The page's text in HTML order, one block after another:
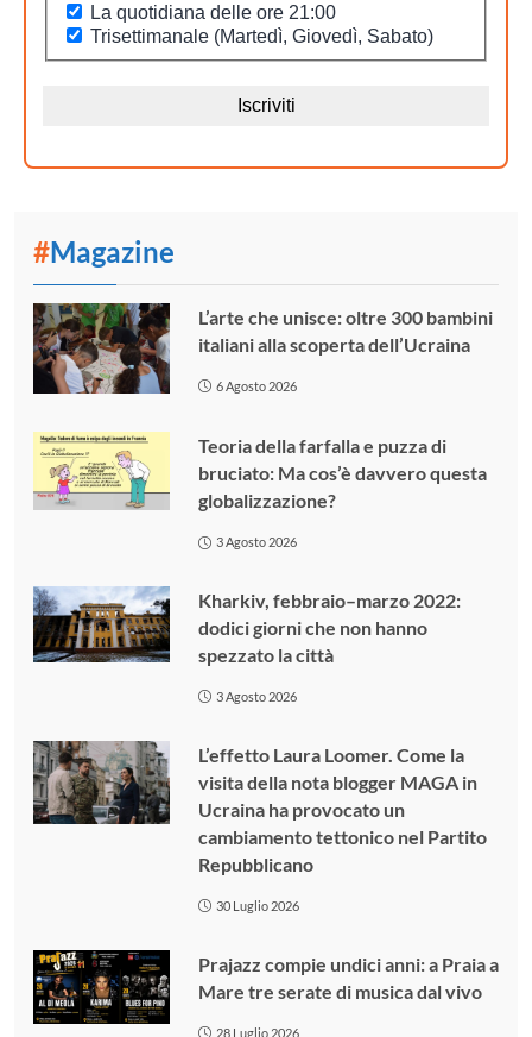
#Magazine
L’arte che unisce: oltre 300 bambini
italiani alla scoperta dell’Ucraina
6 Agosto 2026
Teoria della farfalla e puzza di
bruciato: Ma cos’è davvero questa
globalizzazione?
3 Agosto 2026
Kharkiv, febbraio–marzo 2022:
dodici giorni che non hanno
spezzato la città
3 Agosto 2026
L’effetto Laura Loomer. Come la
visita della nota blogger MAGA in
Ucraina ha provocato un
cambiamento tettonico nel Partito
Repubblicano
30 Luglio 2026
Prajazz compie undici anni: a Praia a
Mare tre serate di musica dal vivo
28 Luglio 2026